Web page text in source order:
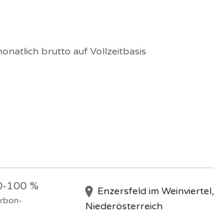
brutto auf Vollzeitbasis
100 %
Enzersfeld im Weinviertel,
Niederösterreich